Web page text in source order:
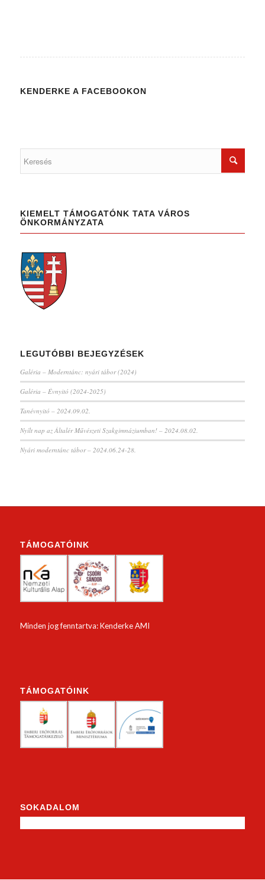
KENDERKE A FACEBOOKON
KIEMELT TÁMOGATÓNK TATA VÁROS
ÖNKORMÁNYZATA
LEGUTÓBBI BEJEGYZÉSEK
Galéria – Moderntánc: nyári tábor (2024)
Galéria – Évnyitó (2024-2025)
Tanévnyitó – 2024.09.02.
Nyílt nap az Általér Művészeti Szakgimnáziumban! – 2024.08.02.
Nyári moderntánc tábor – 2024.06.24-28.
TÁMOGATÓINK
Minden jog fenntartva: Kenderke AMI
TÁMOGATÓINK
SOKADALOM